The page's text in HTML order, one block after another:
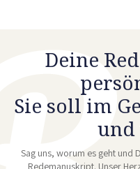
Deine
Sie soll im
Sag uns, worum es geht und
Redemanuskript. Unser